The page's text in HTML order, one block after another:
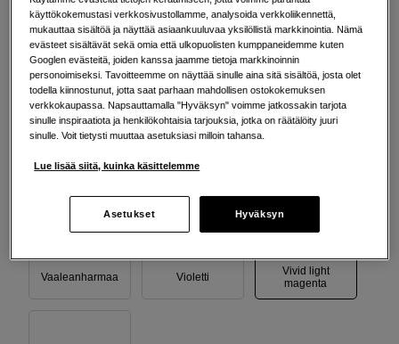
Harmaa Keltainen Matta musta
Photo musta Syaani
Vaaleanharmaa Violetti
Vivid light
magenta
käyttökokemustasi verkkosivustollamme, analysoida verkkoliikennettä,
mukauttaa sisältöä ja näyttää asiaankuuluvaa yksilöllistä markkinointia. Nämä
evästeet sisältävät sekä omia että ulkopuolisten kumppaneidemme kuten
Googlen evästeitä, joiden kanssa jaamme tietoja markkinoinnin
personoimiseksi. Tavoitteemme on näyttää sinulle aina sitä sisältöä, josta olet
todella kiinnostunut, jotta saat parhaan mahdollisen ostokokemuksen
verkkokaupassa. Napsauttamalla "Hyväksyn" voimme jatkossakin tarjota
sinulle inspiraatiota ja henkilökohtaisia tarjouksia, jotka on räätälöity juuri
sinulle. Voit tietysti muuttaa asetuksiasi milloin tahansa.
Lue lisää siitä, kuinka käsittelemme
Asetukset Hyväksyn